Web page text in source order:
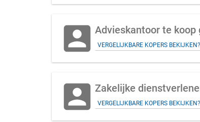
account_box Advieskantoor te
VERGELIJKBARE KOPERS
account_box Zakelijke
VERGELIJKBARE KOPERS